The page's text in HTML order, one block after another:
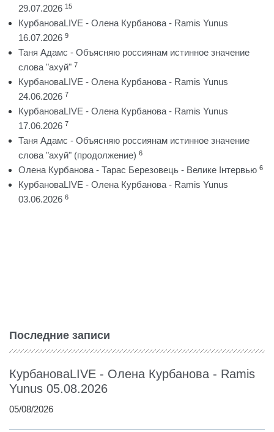
29.07.2026 15
КурбановаLIVE - Олена Курбанова - Ramis Yunus
16.07.2026 9
Таня Адамс - Объясняю россиянам истинное значение
слова "ахуй" 7
КурбановаLIVE - Олена Курбанова - Ramis Yunus
24.06.2026 7
КурбановаLIVE - Олена Курбанова - Ramis Yunus
17.06.2026 7
Таня Адамс - Объясняю россиянам истинное значение
слова "ахуй" (продолжение) 6
Олена Курбанова - Тарас Березовець - Велике Інтервью 6
КурбановаLIVE - Олена Курбанова - Ramis Yunus
03.06.2026 6
Последние записи
КурбановаLIVE - Олена Курбанова - Ramis
Yunus 05.08.2026
05/08/2026